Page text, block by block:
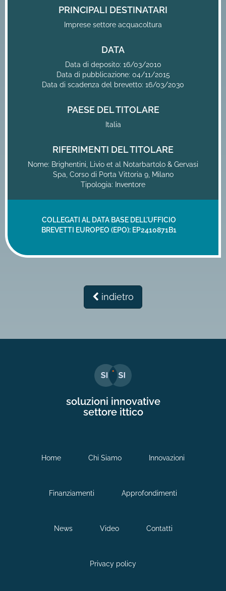
PRINCIPALI DESTINATARI
Imprese settore acquacoltura
DATA
Data di deposito: 16/03/2010
Data di pubblicazione: 04/11/2015
Data di scadenza del brevetto: 16/03/2030
PAESE DEL TITOLARE
Italia
RIFERIMENTI DEL TITOLARE
Nome: Brighentini, Livio et al Notarbartolo & Gervasi
Spa, Corso di Porta Vittoria 9, Milano
Tipologia: Inventore
COLLEGATI AL DATA BASE DELL'UFFICIO
BREVETTI EUROPEO (EPO): EP2410871B1
indietro
soluzioni innovative
settore ittico
Home Chi Siamo Innovazioni
Finanziamenti Approfondimenti
News Video Contatti
Privacy policy